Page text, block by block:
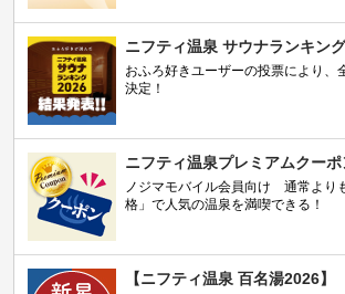
ニフティ温泉 サウナランキン
おふろ好きユーザーの投票により、
決定！
ニフティ温泉プレミアムクーポ
ノジマモバイル会員向け 通常より
格」で人気の温泉を満喫できる！
【ニフティ温泉 百名湯2026】